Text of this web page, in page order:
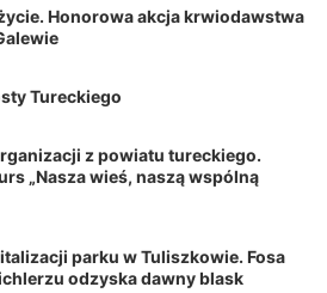
Honorowa akcja krwiodawstwa
Tureckiego
z powiatu tureckiego.
„Nasza wieś, naszą wspólną
parku w Tuliszkowie. Fosa
odzyska dawny blask